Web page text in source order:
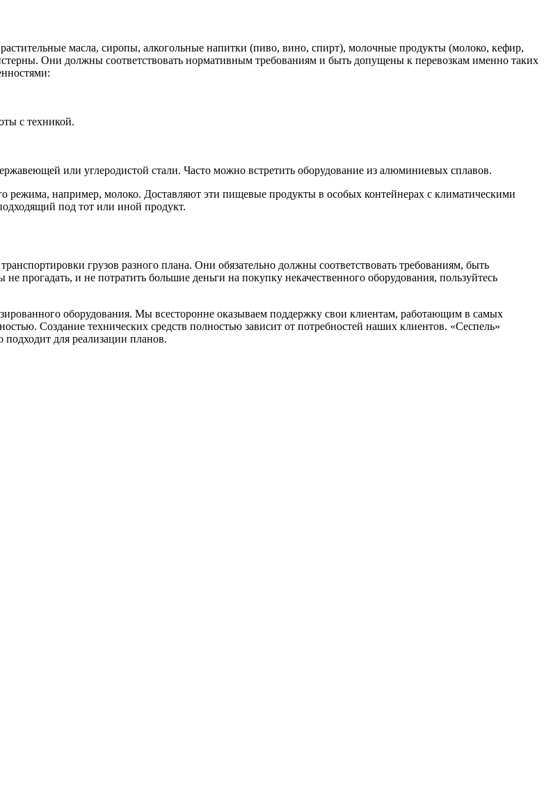
масла, сиропы, алкогольные напитки (пиво, вино, спирт), молочные продукты (молоко, кефир,
Они должны соответствовать нормативным требованиям и быть допущены к перевозкам именно таких
с техникой.
или углеродистой стали. Часто можно встретить оборудование из алюминиевых сплавов.
режима, например, молоко. Доставляют эти пищевые продукты в особых контейнерах с климатическими
под тот или иной продукт.
грузов разного плана. Они обязательно должны соответствовать требованиям, быть
прогадать, и не потратить большие деньги на покупку некачественного оборудования, пользуйтесь
оборудования. Мы всесторонне оказываем поддержку свои клиентам, работающим в самых
Создание технических средств полностью зависит от потребностей наших клиентов. «Сеспель»
для реализации планов.